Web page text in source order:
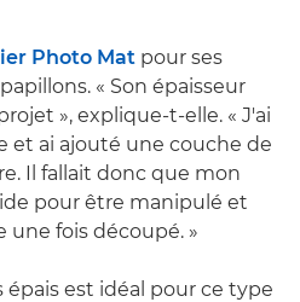
Photo Mat pour ses
« Son épaisseur
», explique-t-elle. « J'ai
et ai ajouté une couche de
Il fallait donc que mon
pour être manipulé et
une fois découpé. »
est idéal pour ce type